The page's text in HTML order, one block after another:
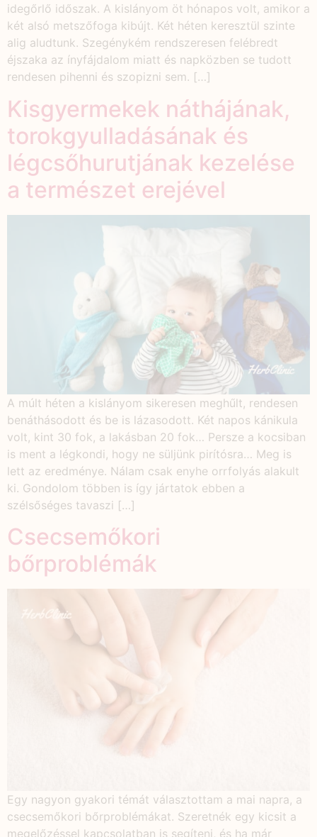
idegőrlő időszak. A kislányom öt hónapos volt, amikor a
két alsó metszőfoga kibújt. Két héten keresztül szinte
alig aludtunk. Szegénykém rendszeresen felébredt
éjszaka az ínyfájdalom miatt és napközben se tudott
rendesen pihenni és szopizni sem. […]
Kisgyermekek náthájának,
torokgyulladásának és
légcsőhurutjának kezelése
a természet erejével
A múlt héten a kislányom sikeresen meghűlt, rendesen
benáthásodott és be is lázasodott. Két napos kánikula
volt, kint 30 fok, a lakásban 20 fok… Persze a kocsiban
is ment a légkondi, hogy ne süljünk pirítósra… Meg is
lett az eredménye. Nálam csak enyhe orrfolyás alakult
ki. Gondolom többen is így jártatok ebben a
szélsőséges tavaszi […]
Csecsemőkori
bőrproblémák
Egy nagyon gyakori témát választottam a mai napra, a
csecsemőkori bőrproblémákat. Szeretnék egy kicsit a
megelőzéssel kapcsolatban is segíteni, és ha már